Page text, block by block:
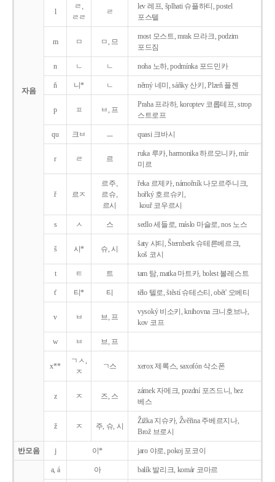
자음
l
ㄹ,
ㄹㄹ
ㄹ
lev 레프, šplhati 슈플하티, postel
포스텔
m ㅁ ㅁ, 므
most 모스트, mrak 므라크, podzim
포드짐
n ㄴ ㄴ noha 노하, podmínka 포드민카
ň 니* ㄴ němý 네미, sáňky 산키, Plzeň 플젠
p ㅍ ㅂ, 프
Praha 프라하, koroptev 코롭테프, strop
스트로프
qu 크ㅂ ㅡ quasi 크바시
r ㄹ 르
ruka 루카, harmonika 하르모니카, mír
미르
ř 르ㅈ
르주,
르슈,
르시
řeka 르제카, námořník 나모르주니크,
hořký 호르슈키,
kouř 코우르시
s ㅅ 스 sedlo 세들로, máslo 마슬로, nos 노스
š 시* 슈, 시
šaty 샤티, Šternberk 슈테른베르크,
koš 코시
t ㅌ 트 tam 탐, matka 마트카, bolest 볼레스트
t' 티* 티 tělo 텔로, štěstí 슈테스티, obět' 오베티
v ㅂ 브, 프
vysoký 비소키, knihovna 크니호브나,
kov 코프
w ㅂ 브, 프
x**
ㄱㅅ,
ㅈ
ㄱ스 xerox 제록스, saxofón 삭소폰
z ㅈ 즈, 스
zámek 자메크, pozdní 포즈드니, bez
베스
ž ㅈ 주, 슈, 시
Žižka 지슈카, Žvěřina 주베르지나,
Brož 브로시
반모음 j 이* jaro 야로, pokoj 포코이
a, á 아 balík 발리크, komár 코마르